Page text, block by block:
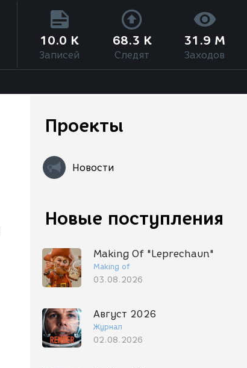
10.0 K
Записей
68.3 K
Следят
31.9 M
Заходов
Проекты
Новости
Новые поступления
Making Of "Leprechaun"
Making of
03.08.2026
Август 2026
Журнал
02.08.2026